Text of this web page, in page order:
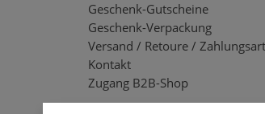
Geschenk-Gutscheine
Geschenk-Verpackung
Versand / Retoure /
Kontakt
Zugang B2B-Shop